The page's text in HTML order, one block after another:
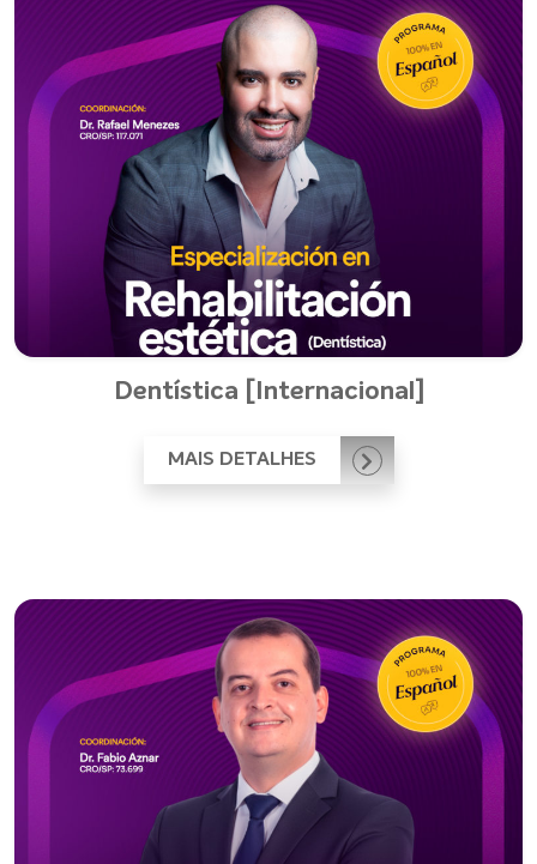
Dentística [Internacional]
MAIS DETALHES